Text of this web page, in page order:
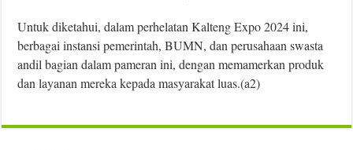
Untuk diketahui, dalam perhelatan Kalteng Expo 2024 ini,
berbagai instansi pemerintah, BUMN, dan perusahaan swasta
andil bagian dalam pameran ini, dengan memamerkan produk
dan layanan mereka kepada masyarakat luas.(a2)